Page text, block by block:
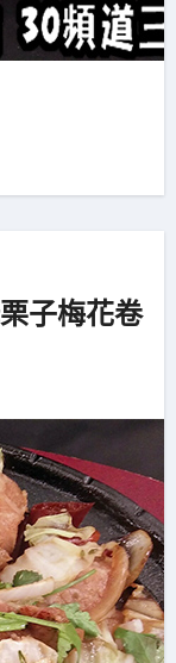
子梅花卷